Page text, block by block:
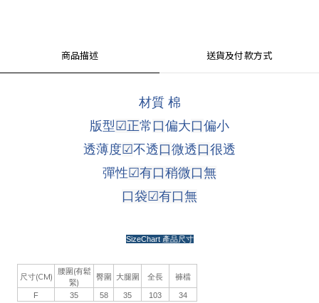
商品描述 送貨及付款方式
材質 棉
版型 ☑正常 口偏大口偏小
透薄度☑不透口微透口很透
彈性☑有口稍微口無
口袋☑有口無
SizeChart 產品尺寸
尺寸(CM)
腰圍(有鬆
緊)
臀圍 大腿圍 全長 褲檔
F 35 58 35 103
34